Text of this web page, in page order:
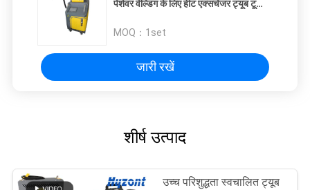
पेशेवर वेल्डिंग के लिए हीट एक्सचेंजर ट्यूब टू
MOQ： 1set
जारी रखें
शीर्ष उत्पाद
उच्च परिशुद्धता स्वचालित ट्यूब